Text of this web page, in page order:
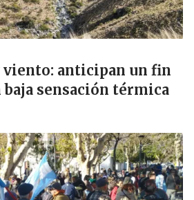
viento: anticipan un fin
baja sensación térmica